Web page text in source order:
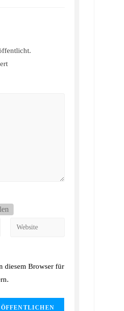
diesem Browser für